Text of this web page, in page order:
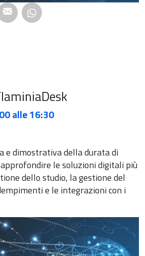
alle 16:30
e dimostrativa della durata di
le soluzioni digitali più
dello studio, la gestione del
e le integrazioni con i